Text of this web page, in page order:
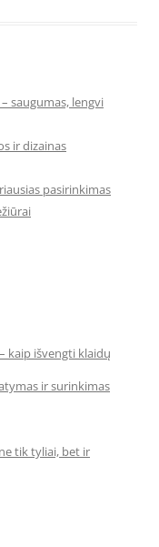
saugumas, lengvi
ir dizainas
pasirinkimas
kaip išvengti klaidų
ir surinkimas
tik tyliai, bet ir